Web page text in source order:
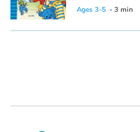
Ce livre est
Ages 3-5 - 3 min